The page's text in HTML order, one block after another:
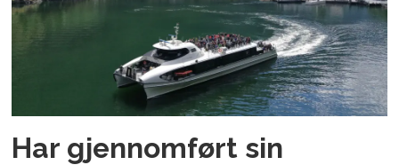
Har gjennomført sin